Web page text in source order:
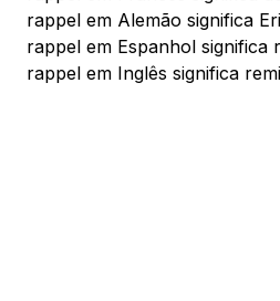
rappel em Alemão significa
rappel em Espanhol significa
rappel em Inglês significa